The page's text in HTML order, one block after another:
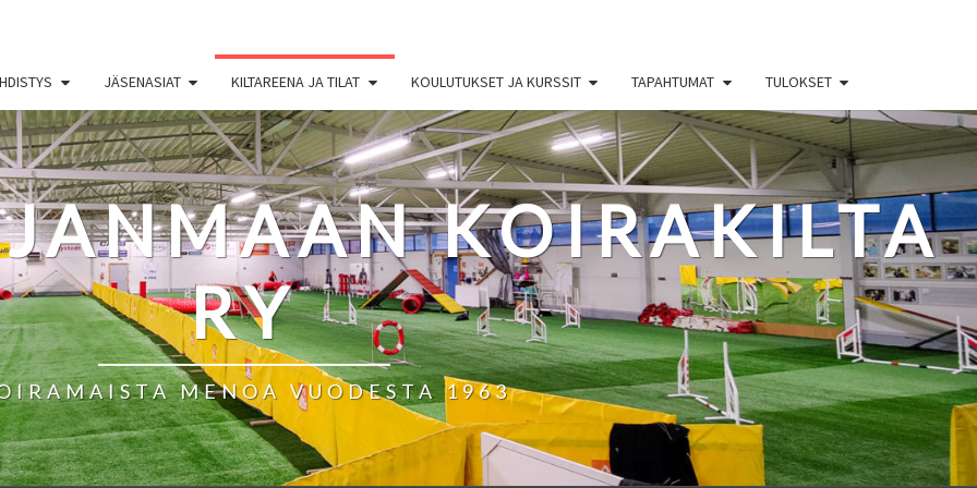
JÄSENASIAT KILTAREENA JA TILAT KOULUTUKSET JA KURSSIT TAPAHTUMAT TULOKSET
KOIRAKILTA
RY
MENOA VUODESTA 1963